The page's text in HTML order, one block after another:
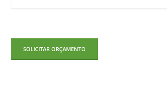
SOLICITAR ORÇAMENTO